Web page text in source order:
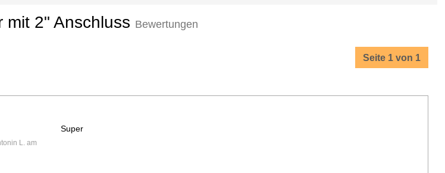
mit 2" Anschluss Bewertungen
Seite 1 von 1
L. am
Super